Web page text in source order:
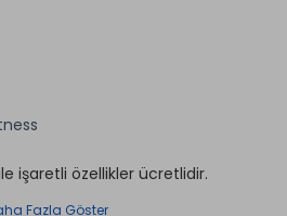
Temizleme *
işaretli özellikler ücretlidir.
Fazla Göster